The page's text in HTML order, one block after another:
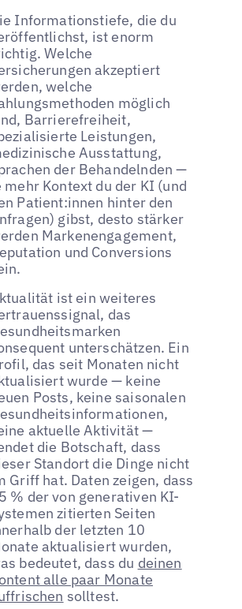
Informationstiefe, die du
ist enorm
Welche
akzeptiert
welche
möglich
Barrierefreiheit,
Leistungen,
Ausstattung,
der Behandelnden —
mehr Kontext du der KI (und
Patient:innen hinter den
gibst, desto stärker
Markenengagement,
und Conversions
ist ein weiteres
das
unterschätzen. Ein
das seit Monaten nicht
wurde — keine
Posts, keine saisonalen
aktuelle Aktivität —
die Botschaft, dass
Standort die Dinge nicht
Griff hat. Daten zeigen, dass
% der von generativen KI-
zitierten Seiten
der letzten 10
aktualisiert wurden,
bedeutet, dass du deinen
alle paar Monate
solltest.